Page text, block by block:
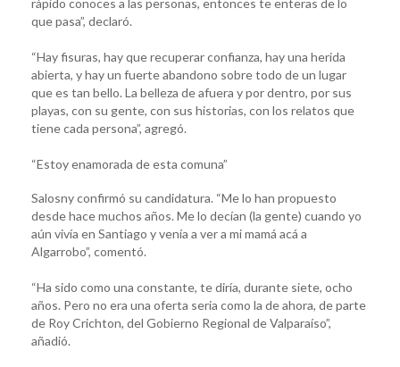
que pasa”, declaró.
“Hay fisuras, hay que recuperar confianza, hay una herida
abierta, y hay un fuerte abandono sobre todo de un lugar
que es tan bello. La belleza de afuera y por dentro, por sus
playas, con su gente, con sus historias, con los relatos que
tiene cada persona”, agregó.
“Estoy enamorada de esta comuna”
Salosny confirmó su candidatura. “Me lo han propuesto
desde hace muchos años. Me lo decían (la gente) cuando yo
aún vivía en Santiago y venía a ver a mi mamá acá a
Algarrobo”, comentó.
“Ha sido como una constante, te diría, durante siete, ocho
años. Pero no era una oferta seria como la de ahora, de parte
de Roy Crichton, del Gobierno Regional de Valparaíso”,
añadió.